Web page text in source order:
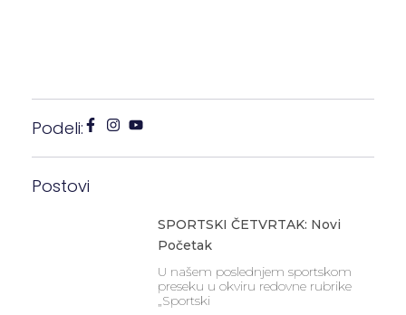
Podeli:
Postovi
SPORTSKI ČETVRTAK: Novi
Početak
U našem poslednjem sportskom
preseku u okviru redovne rubrike
„Sportski